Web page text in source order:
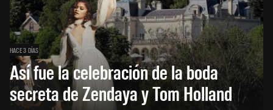
HACE 3 DÍAS
Así fue la celebración de la boda
secreta de Zendaya y Tom Holland